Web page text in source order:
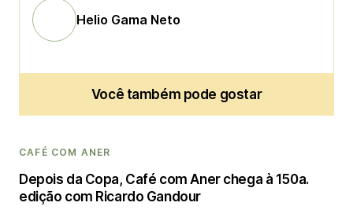
Helio Gama Neto
Você também pode gostar
CAFÉ COM ANER
Depois da Copa, Café com Aner chega à 150a.
edição com Ricardo Gandour